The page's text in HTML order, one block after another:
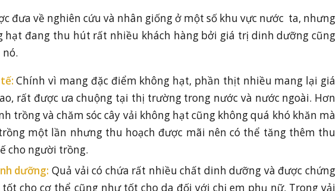
đưa về nghiên cứu và nhân giống ở một số khu vực nước ta, nhưng
hạt đang thu hút rất nhiều khách hàng bởi giá trị dinh dưỡng cũng
Chính vì mang đặc điểm không hạt, phần thịt nhiều mang lại giá
rất được ưa chuộng tại thị trường trong nước và nước ngoài. Hơn
trồng và chăm sóc cây vải không hạt cũng không quá khó khăn mà
một lần nhưng thu hoạch được mãi nên có thể tăng thêm thu
cho người trồng.
dưỡng: Quả vải có chứa rất nhiều chất dinh dưỡng và được chứng
cho cơ thể cũng như tốt cho da đối với chị em phụ nữ. Trong vải